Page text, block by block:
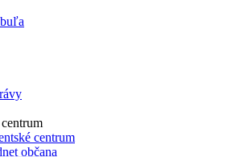
centrum
občana